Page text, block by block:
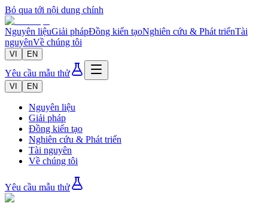
Bỏ qua tới nội dung chính
Nguyên liệuGiải phápĐồng kiến tạoNghiên cứu & Phát triểnTài
nguyênVề chúng tôi
VI EN
Yêu cầu mẫu thử
VI EN
Nguyên liệu
Giải pháp
Đồng kiến tạo
Nghiên cứu & Phát triển
Tài nguyên
Về chúng tôi
Yêu cầu mẫu thử